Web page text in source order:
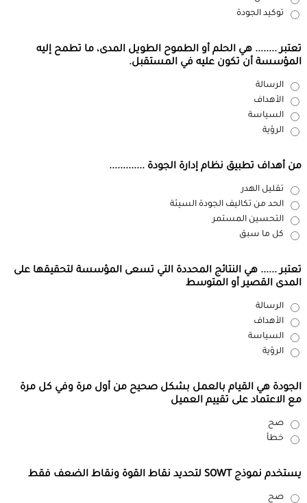
توكيد الجودة
تعتبر ........ هي الحلم أو الطموح الطويل المدى، ما تطمح إليه
المؤسسة أن تكون عليه في المستقبل.
الرسالة
الأهداف
السياسة
الرؤية
من أهداف تطبيق نظام إدارة الجودة .............
تقليل الهدر
الحد من تكاليف الجودة السيئة
التحسين المستمر
كل ما سبق
تعتبر ...... هي النتائج المحددة التي تسعى المؤسسة لتحقيقها على
المدى القصير أو المتوسط
الرسالة
الأهداف
السياسة
الرؤية
الجودة هي القيام بالعمل بشكل صحيح من أول مرة وفي كل مرة
مع الاعتماد على تقييم العميل
صح
خطأ
يستخدم نموذج SOWT لتحديد نقاط القوة ونقاط الضعف فقط
صح